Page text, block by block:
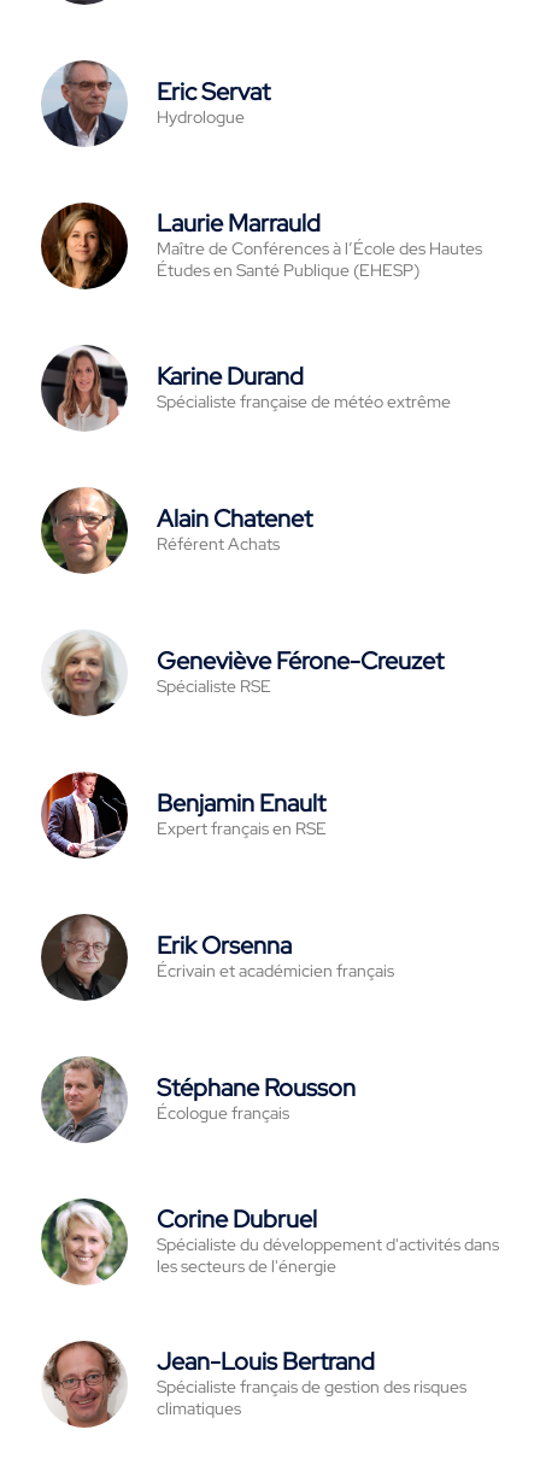
Eric Servat
Hydrologue
Laurie Marrauld
Maître de Conférences à l’École des Hautes
Études en Santé Publique (EHESP)
Karine Durand
Spécialiste française de météo extrême
Alain Chatenet
Référent Achats
Geneviève Férone-Creuzet
Spécialiste RSE
Benjamin Enault
Expert français en RSE
Erik Orsenna
Écrivain et académicien français
Stéphane Rousson
Écologue français
Corine Dubruel
Spécialiste du développement d'activités dans
les secteurs de l'énergie
Jean-Louis Bertrand
Spécialiste français de gestion des risques
climatiques